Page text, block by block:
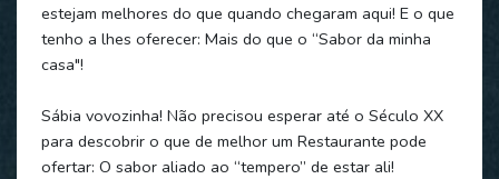
estejam melhores do que quando chegaram aqui! E o que
tenho a lhes oferecer: Mais do que o “Sabor da minha
casa"!
Sábia vovozinha! Não precisou esperar até o Século XX
para descobrir o que de melhor um Restaurante pode
ofertar: O sabor aliado ao “tempero” de estar ali!